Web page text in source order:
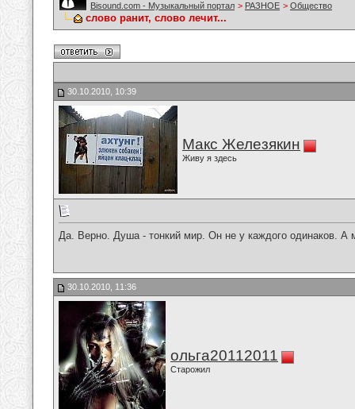
Bisound.com - Музыкальный портал > РАЗНОЕ > Общество
слово ранит, слово лечит...
30.10.2010, 10:39
Макс Железякин
Живу я здесь
Да. Верно. Душа - тонкий мир. Он не у каждого одинаков.
30.10.2010, 11:36
ольга20112011
Старожил